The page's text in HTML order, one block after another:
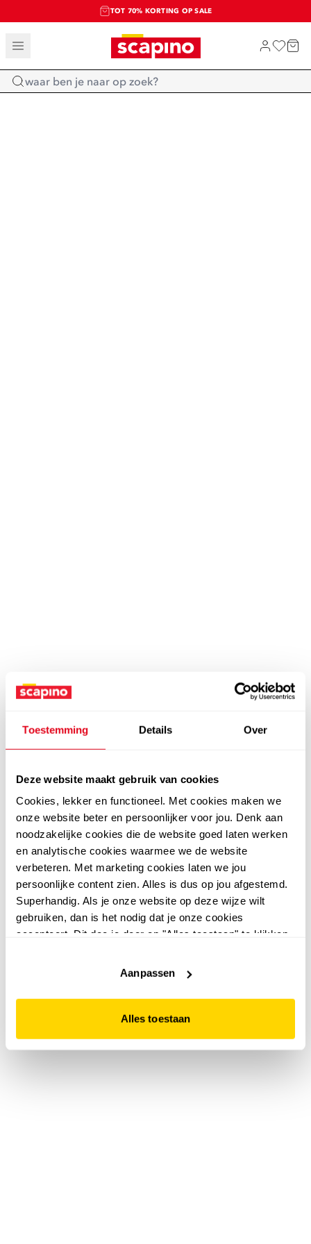
Toestemming Details Over
Deze website maakt gebruik van cookies
Cookies, lekker en functioneel. Met cookies maken we
onze website beter en persoonlijker voor jou. Denk aan
noodzakelijke cookies die de website goed laten werken
en analytische cookies waarmee we de website
verbeteren. Met marketing cookies laten we jou
persoonlijke content zien. Alles is dus op jou afgestemd.
Superhandig. Als je onze website op deze wijze wilt
gebruiken, dan is het nodig dat je onze cookies
accepteert. Dit doe je door op "Alles toestaan" te klikken.
website niet optimaal functioneert.
Aanpassen
Alles toestaan
TOT 70% KORTING OP SALE
SALE: LAATSTE KANS!
SHOP NIEUW
Home